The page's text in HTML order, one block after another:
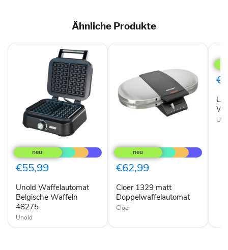
Ähnliche Produkte
Waffelautomat
Belgische
Waffeln
48275
€55,99
Unold Waffelautomat
Belgische Waffeln
48275
Unold
1329
matt
Doppelwaffelautomat
€62,99
Cloer 1329 matt
Doppelwaffelautomat
Cloer